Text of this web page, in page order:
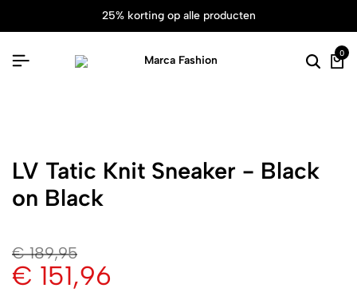
25% korting op alle producten
0
LV Tatic Knit Sneaker - Black
on Black
€189,95
€ 151,96